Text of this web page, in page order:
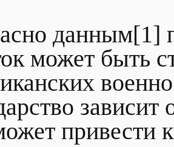
данным[1]
может быть
привести